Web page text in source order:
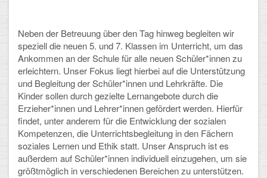
Klima-Projekt
Elternchor
Förderverein
Ehemalige
Schulzeitung: Der Gottfried
FÄCHER
Neben der Betreuung über den Tag hinweg begleiten wir
speziell die neuen 5. und 7. Klassen im Unterricht, um das
Ankommen an der Schule für alle neuen Schüler*innen zu
erleichtern. Unser Fokus liegt hierbei auf die Unterstützung
und Begleitung der Schüler*innen und Lehrkräfte. Die
Kinder sollen durch gezielte Lernangebote durch die
Erzieher*innen und Lehrer*innen gefördert werden. Hierfür
findet, unter anderem für die Entwicklung der sozialen
Kompetenzen, die Unterrichtsbegleitung in den Fächern
soziales Lernen und Ethik statt. Unser Anspruch ist es
außerdem auf Schüler*innen individuell einzugehen, um sie
größtmöglich in verschiedenen Bereichen zu unterstützen.